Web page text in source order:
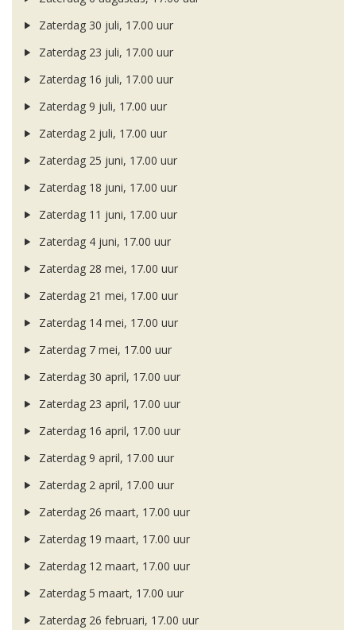
Zaterdag 30 juli, 17.00 uur
Zaterdag 23 juli, 17.00 uur
Zaterdag 16 juli, 17.00 uur
Zaterdag 9 juli, 17.00 uur
Zaterdag 2 juli, 17.00 uur
Zaterdag 25 juni, 17.00 uur
Zaterdag 18 juni, 17.00 uur
Zaterdag 11 juni, 17.00 uur
Zaterdag 4 juni, 17.00 uur
Zaterdag 28 mei, 17.00 uur
Zaterdag 21 mei, 17.00 uur
Zaterdag 14 mei, 17.00 uur
Zaterdag 7 mei, 17.00 uur
Zaterdag 30 april, 17.00 uur
Zaterdag 23 april, 17.00 uur
Zaterdag 16 april, 17.00 uur
Zaterdag 9 april, 17.00 uur
Zaterdag 2 april, 17.00 uur
Zaterdag 26 maart, 17.00 uur
Zaterdag 19 maart, 17.00 uur
Zaterdag 12 maart, 17.00 uur
Zaterdag 5 maart, 17.00 uur
Zaterdag 26 februari, 17.00 uur